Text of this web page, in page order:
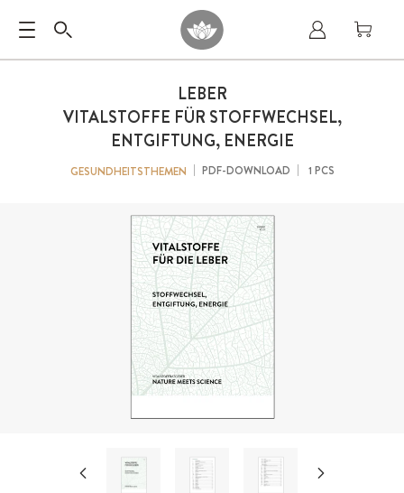
LEBER
VITALSTOFFE FÜR STOFFWECHSEL,
ENTGIFTUNG, ENERGIE
GESUNDHEITSTHEMEN PDF-DOWNLOAD 1 PCS